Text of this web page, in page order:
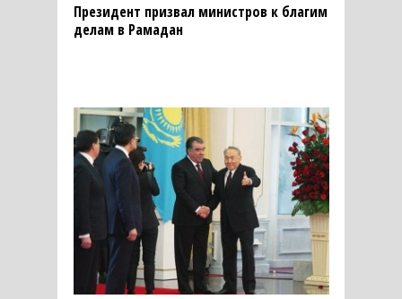
Президент призвал министров к благим
делам в Рамадан